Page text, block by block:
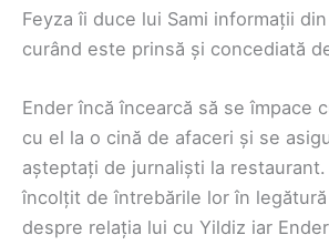
Feyza îi duce lui Sami informații
curând este prinsă și concediată
Ender încă încearcă să se împace
cu el la o cină de afaceri și se
așteptați de jurnaliști la
încolțit de întrebările lor în
despre relația lui cu Yildiz iar